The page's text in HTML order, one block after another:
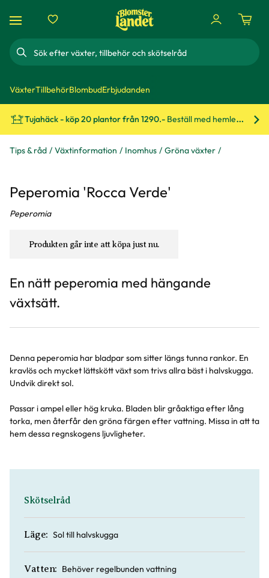
Sök
VäxterTillbehörBlombudErbjudanden
Tujahäck - köp 20 plantor från 1290.- Beställ med hemleverans!
Tips & råd Växtinformation Inomhus Gröna växter
Peperomia 'Rocca Verde'
Peperomia
Produkten går inte att köpa just nu.
En nätt peperomia med hängande
växtsätt.
Denna peperomia har bladpar som sitter längs tunna rankor. En
kravlös och mycket lättskött växt som trivs allra bäst i halvskugga.
Undvik direkt sol.
Passar i ampel eller hög kruka. Bladen blir gråaktiga efter lång
torka, men återfår den gröna färgen efter vattning. Missa in att ta
hem dessa regnskogens ljuvligheter.
Skötselråd
Läge: Sol till halvskugga
Vatten: Behöver regelbunden vattning